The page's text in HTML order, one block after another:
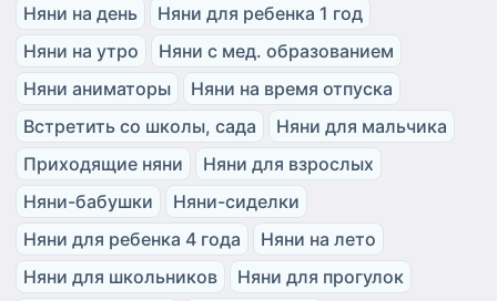
Няни на день
Няни для ребенка 1 год
Няни на утро
Няни с мед. образованием
Няни аниматоры
Няни на время отпуска
Встретить со школы, сада
Няни для мальчика
Приходящие няни
Няни для взрослых
Няни-бабушки
Няни-сиделки
Няни для ребенка 4 года
Няни на лето
Няни для школьников
Няни для прогулок